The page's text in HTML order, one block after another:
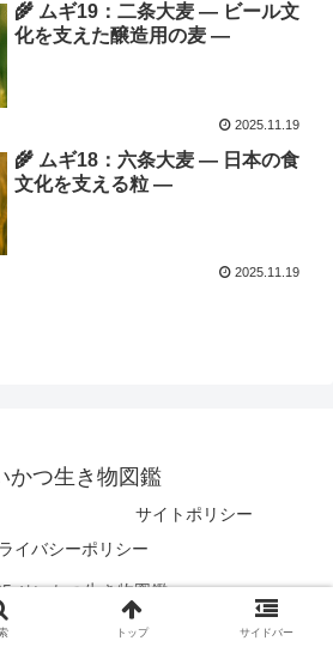
🌾 ムギ19：二条大麦 ― ビール文
化を支えた醸造用の麦 ―
2025.11.19
🌾 ムギ18：六条大麦 ― 日本の食
文化を支える粒 ―
2025.11.19
かつ生き物図鑑
サイトポリシー
イバシーポリシー
せいかつ生き物図鑑.
トップ サイドバー